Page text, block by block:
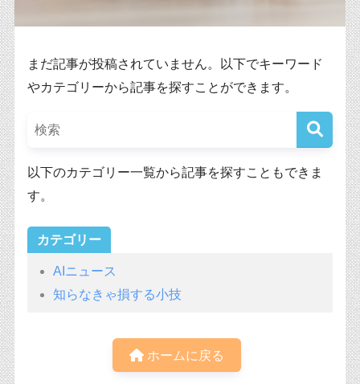
まだ記事が投稿されていません。以下でキーワード
やカテゴリーから記事を探すことができます。
以下のカテゴリー一覧から記事を探すこともできま
す。
カテゴリー
AIニュース
知らなきゃ損する小技
ホームに戻る